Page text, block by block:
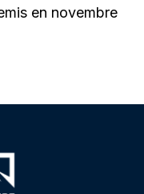
en novembre